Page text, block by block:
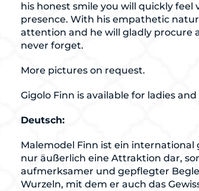
his honest smile you will quickly feel
presence. With his empathetic
attention and he will gladly procure
never forget.
More pictures on request.
Gigolo Finn is available for ladies and
Deutsch:
Malemodel Finn ist ein international
nur äußerlich eine Attraktion dar,
aufmerksamer und gepflegter
Wurzeln, mit dem er auch das